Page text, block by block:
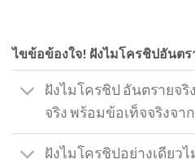
ไขข้อข้องใจ! ฝังไมโครชิปอันตร
ฝังไมโครชิป อันตรายจริ
จริง พร้อมข้อเท็จจริงจา
ฝังไมโครชิปอย่างเดียว